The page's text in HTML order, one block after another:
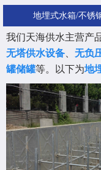
地埋式水箱/不锈
我们天海供水主营产
无塔供水设备
无负
罐储罐等。以下为地